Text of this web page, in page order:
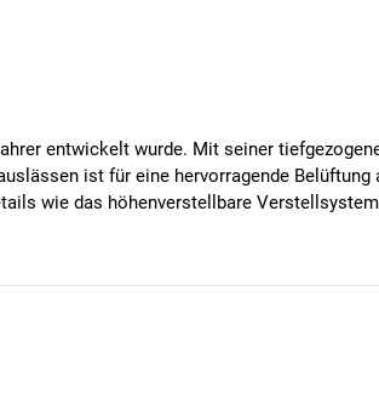
entwickelt wurde. Mit seiner
ist für eine hervorragende Belüftung
wie das höhenverstellbare